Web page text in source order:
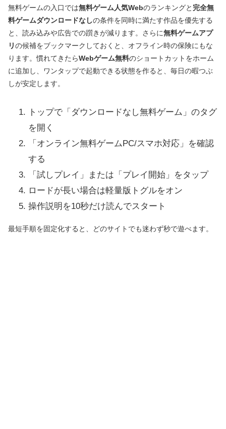
無料ゲームの入口では無料ゲーム人気Webのランキングと 完全無
料ゲームダウンロードなしの条件を同時に満たす作品を優先する
と、読み込みや広告での躓きが減ります。さらに無料ゲームアプ
リの候補をブックマークしておくと、オフライン時の保険にもな
ります。慣れてきたらWebゲーム無料のショートカットをホーム
に追加し、ワンタップで起動できる状態を作ると、毎日の暇つぶ
しが安定します。
トップで「ダウンロードなし無料ゲーム」のタグ
を開く
「オンライン無料ゲームPC/スマホ対応」を確認
する
「試しプレイ」または「プレイ開始」をタップ
ロードが長い場合は軽量版トグルをオン
操作説明を10秒だけ読んでスタート
最短手順を固定化すると、どのサイトでも迷わず秒で遊べます。